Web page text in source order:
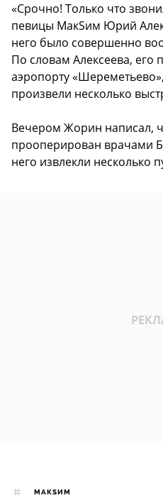
«Срочно! Только что
певицы MакSим Юрий
него было совершенно
По словам Алексеева, его
аэропорту
произвели несколько
Вечером Жорин написал,
прооперирован врачами
него извлекли несколько
МАКSИМ